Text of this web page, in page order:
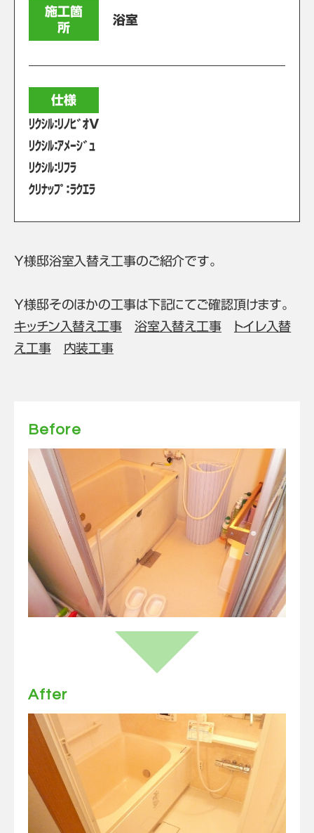
施工箇
所
浴室
仕様
ﾘｸｼﾙ：ﾘﾉﾋﾞｵV
ﾘｸｼﾙ：ｱﾒｰｼﾞｭ
ﾘｸｼﾙ：ﾘﾌﾗ
ｸﾘﾅｯﾌﾟ：ﾗｸｴﾗ
Ｙ様邸浴室入替え工事のご紹介です。
Ｙ様邸そのほかの工事は下記にてご確認頂けます。
キッチン入替え工事
浴室入替え工事
トイレ入替
え工事
内装工事
Before
After